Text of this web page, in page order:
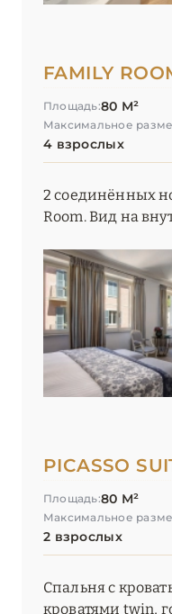
FAMILY
Площадь:80 М²
Максимальное
4 взрослых
2 соединённых
Room. Вид на
PICASSO
Площадь:80 М²
Максимальное
2 взрослых
Спальня с
кроватями twin,